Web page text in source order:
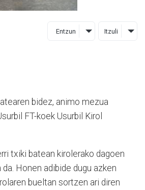
Entzun Itzuli
bidez, animo mezua
FT-koek Usurbil Kirol
txiki batean kirolerako dagoen
Honen adibide dugu azken
bueltan sortzen ari diren